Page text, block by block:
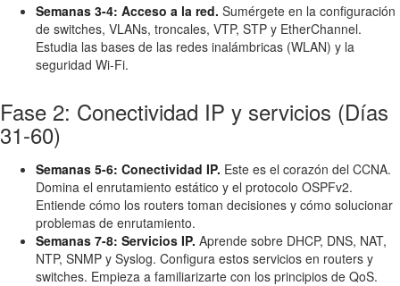
Semanas 3-4: Acceso a la red. Sumérgete en la configuración
de switches, VLANs, troncales, VTP, STP y EtherChannel.
Estudia las bases de las redes inalámbricas (WLAN) y la
seguridad Wi-Fi.
Fase 2: Conectividad IP y servicios (Días
31-60)
Semanas 5-6: Conectividad IP. Este es el corazón del CCNA.
Domina el enrutamiento estático y el protocolo OSPFv2.
Entiende cómo los routers toman decisiones y cómo solucionar
problemas de enrutamiento.
Semanas 7-8: Servicios IP. Aprende sobre DHCP, DNS, NAT,
NTP, SNMP y Syslog. Configura estos servicios en routers y
switches. Empieza a familiarizarte con los principios de QoS.